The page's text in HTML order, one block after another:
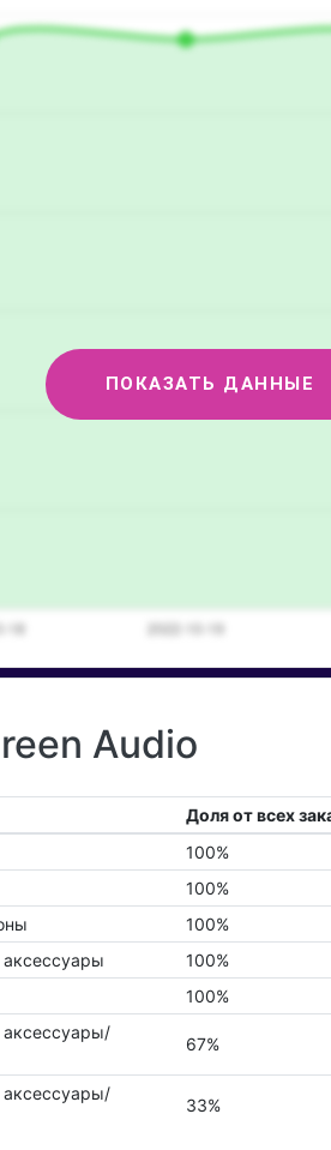
ПОКАЗАТЬ ДАННЫЕ
Audio
Доля от всех
100%
100%
100%
100%
100%
67%
33%